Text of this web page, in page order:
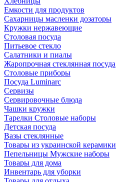
Емкости для продуктов
Сахарницы масленки дозаторы
Кружки нержавеющие
Столовая посуда
Питьевое стекло
Салатники и пиалы
Жаропрочная стеклянная посуда
Столовые приборы
Посуда Luminarс
Сервизы
Сервировочные блюда
Чашки кружки
Тарелки Столовые наборы
Детская посуда
Вазы стеклянные
Товары из украинской керамики
Пепельницы Мужские наборы
Товары для дома
Инвентарь для уборки